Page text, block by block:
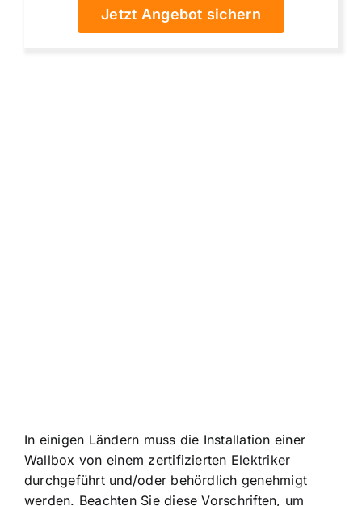
Jetzt Angebot sichern
In einigen Ländern muss die Installation einer
Wallbox von einem zertifizierten Elektriker
durchgeführt und/oder behördlich genehmigt
werden. Beachten Sie diese Vorschriften, um